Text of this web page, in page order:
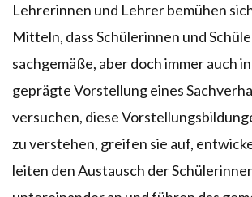
Lehrerinnen und Lehrer bemühen
Mitteln, dass Schülerinnen und
sachgemäße, aber doch immer auch
geprägte Vorstellung eines
versuchen, diese
zu verstehen, greifen sie auf,
leiten den Austausch der